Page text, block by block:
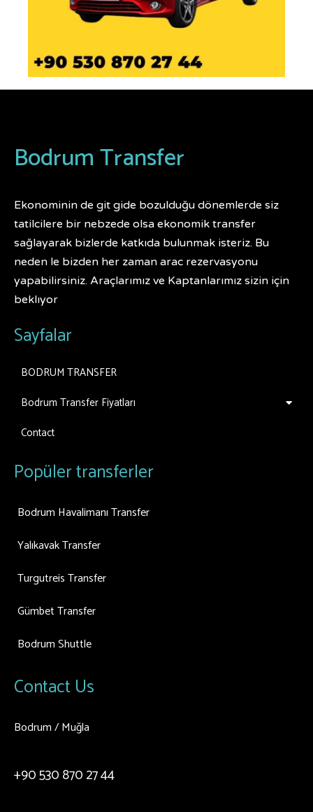
Bodrum Transfer
Ekonominin de git gide bozulduğu dönemlerde siz
tatilcilere bir nebzede olsa ekonomik transfer
sağlayarak bizlerde katkıda bulunmak isteriz. Bu
neden le bizden her zaman arac rezervasyonu
yapabilirsiniz. Araçlarımız ve Kaptanlarımız sizin için
beklıyor
Sayfalar
BODRUM TRANSFER
Bodrum Transfer Fiyatları
Contact
Popüler transferler
Bodrum Havalimanı Transfer
Yalıkavak Transfer
Turgutreis Transfer
Gümbet Transfer
Bodrum Shuttle
Contact Us
Bodrum / Muğla
+90 530 870 27 44